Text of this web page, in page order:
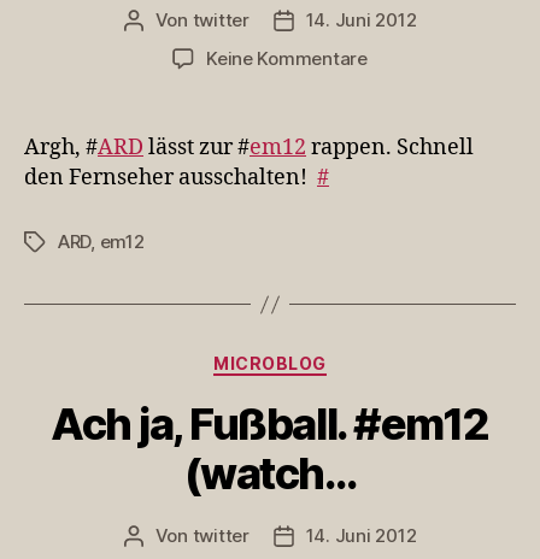
Beitragsautor
Von twitter Veröffentlichungsdatum
14. Juni 2012
Keine Kommentarezu
lässt
Argh, #ARD lässt zur #em12 rappen. Schnell
den Fernseher ausschalten! #
Schlagwörter
ARD, em12
Kategorien
MICROBLOG
Ach ja, Fußball. #em12
(watch…
Beitragsautor
Von twitter Veröffentlichungsdatum
14. Juni 2012